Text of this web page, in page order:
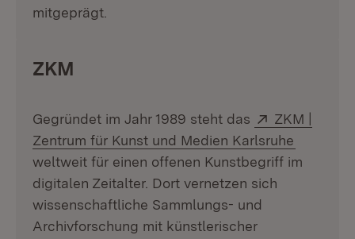
mitgeprägt.
ZKM
Gegründet im Jahr 1989 steht das Extern:
ZKM |
Zentrum für Kunst und Medien Karlsruhe
weltweit für einen offenen Kunstbegriff im
digitalen Zeitalter. Dort vernetzen sich
wissenschaftliche Sammlungs- und
Archivforschung mit künstlerischer